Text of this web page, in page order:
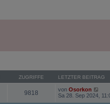
ZUGRIFFE LETZTER BEITRAG
9818 von Osorkon
Sa 28. Sep 2024,